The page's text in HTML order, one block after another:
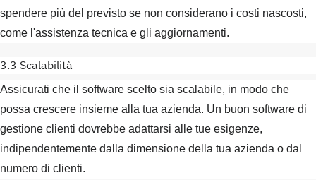
spendere più del previsto se non considerano i costi nascosti,
come l'assistenza tecnica e gli aggiornamenti.
3.3 Scalabilità
Assicurati che il software scelto sia scalabile, in modo che
possa crescere insieme alla tua azienda. Un buon software di
gestione clienti dovrebbe adattarsi alle tue esigenze,
indipendentemente dalla dimensione della tua azienda o dal
numero di clienti.